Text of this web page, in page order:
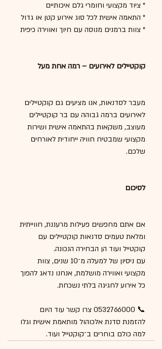
* ציוד מקצועי וחומרי גלם איכותיים
* התאמה אישית לכל סוג אירוע קטן או גדול
* צוות ברמנים מנוסה עם חיוך ואווירה כיפית
קוקטיילים לאירועים – רמה אחת מעל
מעבר לסדנאות, אנו מציעים גם קוקטיילים
לאירועים ברמה גבוהה עם בר קוקטיילים
מעוצב, משקאות בהתאמה אישית ושירות
מקצועי שמבטיח חוויה ייחודית לאורחים
שלכם.
לסיכום
אם אתם מחפשים פעילות מרעננת, חווייתית
ומלאת טעמים סדנאות קוקטיילים עם
קוקטייל ועוד הן הבחירה הנכונה.
עם ניסיון של למעלה מ־10 שנים, צוות
מקצועי ואווירה מושלמת, אנחנו נדאג להפוך
כל אירוע לחגיגה בלתי נשכחת.
📞 0532766000 צרו קשר עוד היום
להזמנת סדנת אלכוהול מותאמת אישית וגלו
למה כולם בוחרים ב־קוקטייל ועוד.